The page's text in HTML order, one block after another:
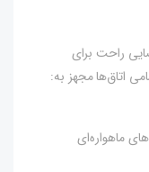
راحت برای
اتاق‌ها مجهز به: